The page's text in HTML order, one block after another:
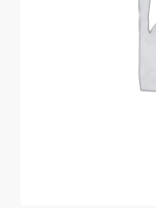
Юридические данные